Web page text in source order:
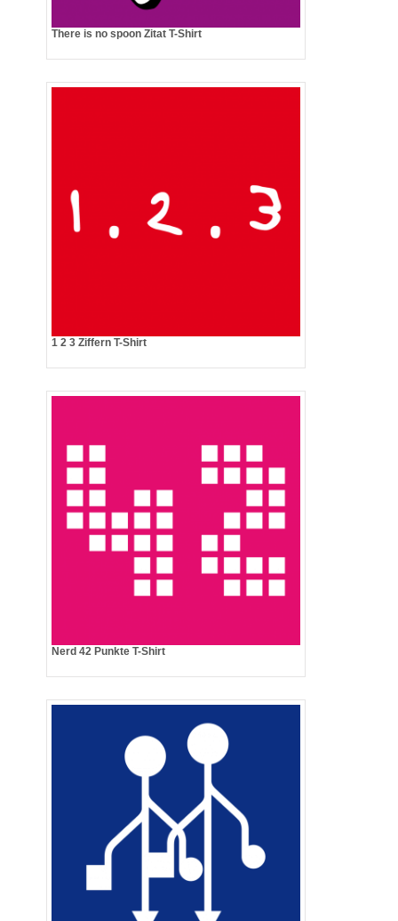
There is no spoon Zitat T-Shirt
1 2 3 Ziffern T-Shirt
Nerd 42 Punkte T-Shirt